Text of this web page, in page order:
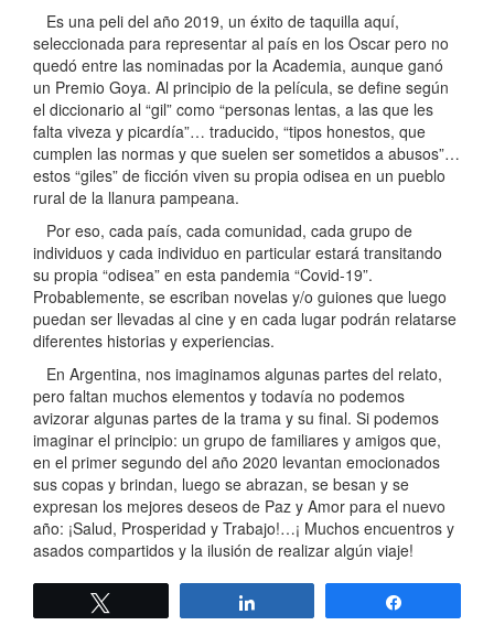
Es una peli del año 2019, un éxito de taquilla aquí,
seleccionada para representar al país en los Oscar pero no
quedó entre las nominadas por la Academia, aunque ganó
un Premio Goya. Al principio de la película, se define según
el diccionario al “gil” como “personas lentas, a las que les
falta viveza y picardía”… traducido, “tipos honestos, que
cumplen las normas y que suelen ser sometidos a abusos”…
estos “giles” de ficción viven su propia odisea en un pueblo
rural de la llanura pampeana.
Por eso, cada país, cada comunidad, cada grupo de
individuos y cada individuo en particular estará transitando
su propia “odisea” en esta pandemia “Covid-19”.
Probablemente, se escriban novelas y/o guiones que luego
puedan ser llevadas al cine y en cada lugar podrán relatarse
diferentes historias y experiencias.
En Argentina, nos imaginamos algunas partes del relato,
pero faltan muchos elementos y todavía no podemos
avizorar algunas partes de la trama y su final. Si podemos
imaginar el principio: un grupo de familiares y amigos que,
en el primer segundo del año 2020 levantan emocionados
sus copas y brindan, luego se abrazan, se besan y se
expresan los mejores deseos de Paz y Amor para el nuevo
año: ¡Salud, Prosperidad y Trabajo!…¡ Muchos encuentros y
asados compartidos y la ilusión de realizar algún viaje!